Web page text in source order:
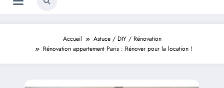
Accueil
Astuce / DIY / Rénovation
Rénovation appartement Paris : Rénover pour la location !